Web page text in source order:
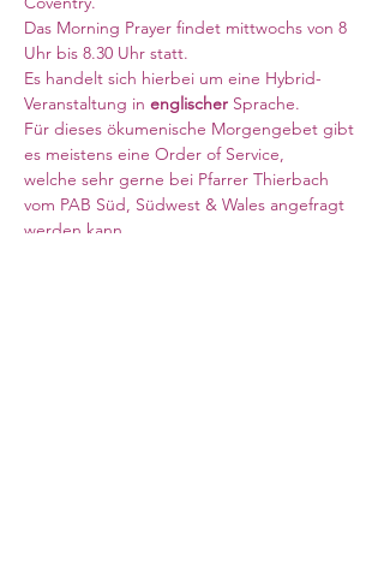
Das Morning Prayer findet mittwochs von 8
Uhr bis 8.30 Uhr statt.
Es handelt sich hierbei um eine Hybrid-
Veranstaltung in englischer Sprache.
Für dieses ökumenische Morgengebet gibt
es meistens eine Order of Service,
welche sehr gerne bei Pfarrer Thierbach
vom PAB Süd, Südwest & Wales angefragt
werden kann.